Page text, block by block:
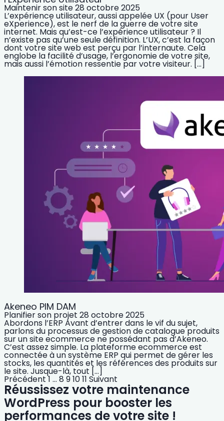
Maintenir son site28 octobre 2025
L’expérience utilisateur, aussi appelée UX (pour User
eXperience), est le nerf de la guerre de votre site
internet. Mais qu’est-ce l’expérience utilisateur ? Il
n’existe pas qu’une seule définition. L’UX, c’est la façon
dont votre site web est perçu par l’internaute. Cela
englobe la facilité d’usage, l’ergonomie de votre site,
mais aussi l’émotion ressentie par votre visiteur. […]
Akeneo PIM DAM
Planifier son projet 28 octobre 2025
Abordons l’ERP Avant d’entrer dans le vif du sujet,
parlons du processus de gestion de catalogue produits
sur un site ecommerce ne possédant pas d’Akeneo.
C’est assez simple. La plateforme ecommerce est
connectée à un système ERP qui permet de gérer les
stocks, les quantités et les références des produits sur
le site. Jusque-là, tout […]
Précédent1 … 8 91011 Suivant
Réussissez votre maintenance
WordPress pour booster les
performances de votre site !